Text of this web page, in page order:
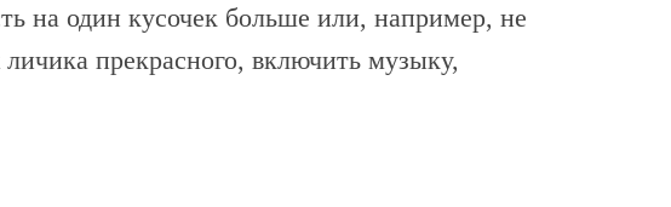
на один кусочек больше или, например, не
прекрасного, включить музыку,